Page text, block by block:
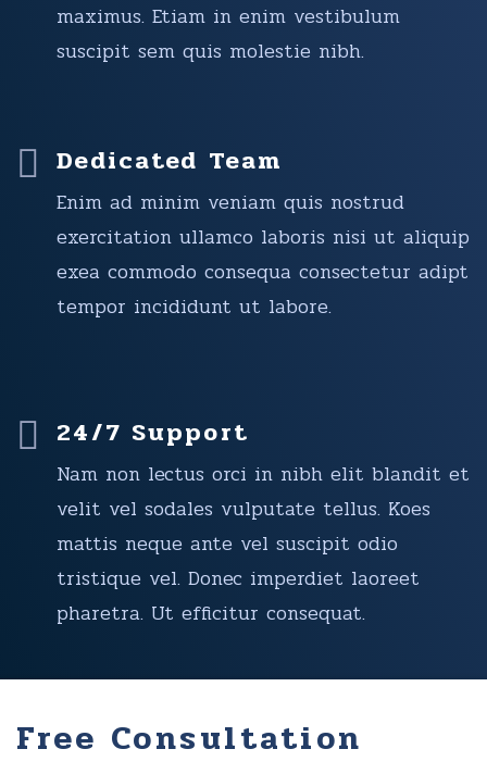
maximus. Etiam in enim vestibulum
suscipit sem quis molestie nibh.
Dedicated Team
Enim ad minim veniam quis nostrud
exercitation ullamco laboris nisi ut aliquip
exea commodo consequa consectetur adipt
tempor incididunt ut labore.
24/7 Support
Nam non lectus orci in nibh elit blandit et
velit vel sodales vulputate tellus. Koes
mattis neque ante vel suscipit odio
tristique vel. Donec imperdiet laoreet
pharetra. Ut efficitur consequat.
Free Consultation